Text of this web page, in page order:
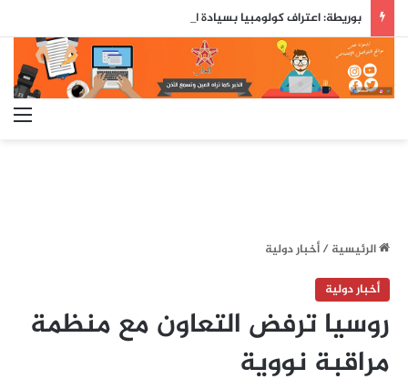
الرئيسية/أخبار دولية
أخبار دولية
روسيا ترفض التعاون مع منظمة
مراقبة نووية